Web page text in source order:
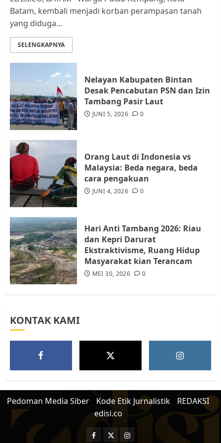
4
Warga Rempang Ajukan
Audiensi dengan Wali Kota
5
Tim Advokasi Desak BP Batam
Berhenti Merampas Tanah
Batam, kembali menjadi korban perampasan tanah
yang diduga...
SELENGKAPNYA
Nelayan Kabupaten Bintan
Desak Pencabutan PSN dan Izin
Tambang Pasir Laut
JUNI 5, 2026 0
Orang Laut di Indonesia vs
Malaysia: Beda negara, beda
cara pengakuan
JUNI 4, 2026 0
Hari Anti Tambang 2026: Riau
dan Kepri Darurat
Ekstraktivisme, Ruang Hidup
Masyarakat kian Terancam
MEI 30, 2026 0
KONTAK KAMI
Pedoman Media Siber Kode Etik Jurnalistik
REDAKSI
edisi.co
Facebook
TwitterInstagram